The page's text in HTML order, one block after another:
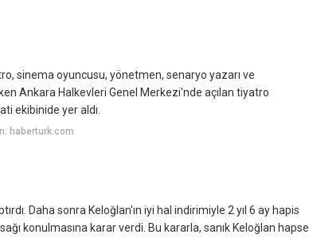
sinema oyuncusu, yönetmen, senaryo yazarı ve
Ankara Halkevleri Genel Merkezi'nde açılan tiyatro
ekibinide yer aldı.
haberturk.com
Daha sonra Keloğlan'ın iyi hal indirimiyle 2 yıl 6 ay hapis
konulmasına karar verdi. Bu kararla, sanık Keloğlan hapse